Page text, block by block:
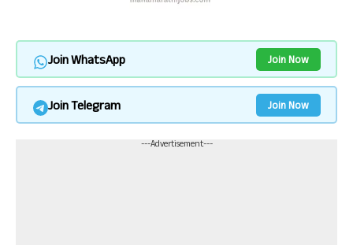
Join WhatsApp Join Now
Join Telegram Join Now
---Advertisement---